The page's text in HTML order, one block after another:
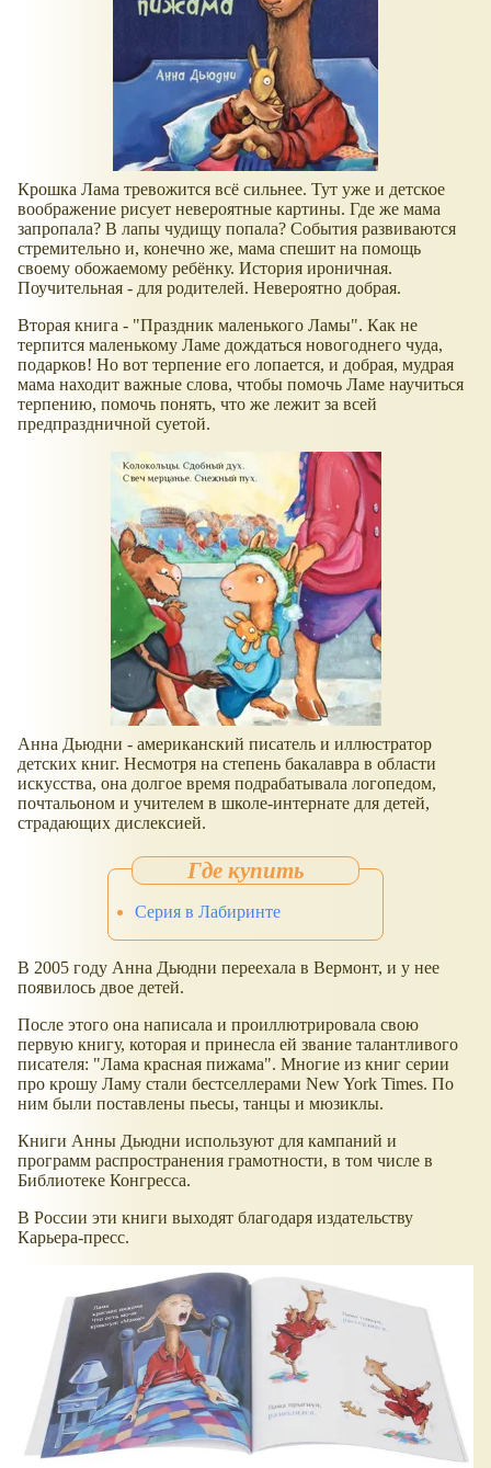
Крошка Лама тревожится всё сильнее. Тут уже и детское
воображение рисует невероятные картины. Где же мама
запропала? В лапы чудищу попала? События развиваются
стремительно и, конечно же, мама спешит на помощь
своему обожаемому ребёнку. История ироничная.
Поучительная - для родителей. Невероятно добрая.
Вторая книга - "Праздник маленького Ламы". Как не
терпится маленькому Ламе дождаться новогоднего чуда,
подарков! Но вот терпение его лопается, и добрая, мудрая
мама находит важные слова, чтобы помочь Ламе научиться
терпению, помочь понять, что же лежит за всей
предпраздничной суетой.
Анна Дьюдни - американский писатель и иллюстратор
детских книг. Несмотря на степень бакалавра в области
искусства, она долгое время подрабатывала логопедом,
почтальоном и учителем в школе-интернате для детей,
страдающих дислексией.
Серия в Лабиринте
В 2005 году Анна Дьюдни переехала в Вермонт, и у нее
появилось двое детей.
После этого она написала и проиллютрировала свою
первую книгу, которая и принесла ей звание талантливого
писателя: "Лама красная пижама". Многие из книг серии
про крошу Ламу стали бестселлерами New York Times. По
ним были поставлены пьесы, танцы и мюзиклы.
Книги Анны Дьюдни используют для кампаний и
программ распространения грамотности, в том числе в
Библиотеке Конгресса.
В России эти книги выходят благодаря издательству
Карьера-пресс.